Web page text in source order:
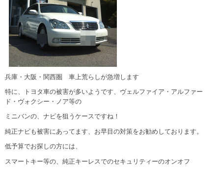
兵庫・大阪・関西圏 車上荒らしが急増します
特に、トヨタ車の被害が多いようです、ヴェルファイア・アルファー
ド・ヴォクシー・ノア等の
ミニバンの、ナビを狙うケースですね！
純正ナビも被害にあってます、お早目の対策をお勧めしております。
低予算でお探しの方には、
スマートキー等の、純正キーレスでのセキュリティーのオンオフ